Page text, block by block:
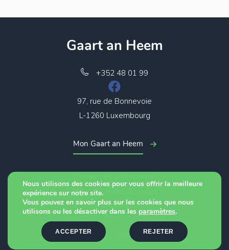
Gaart an Heem
+352 48 01 99
97, rue de Bonnevoie
L-1260 Luxembourg
Mon Gaart an Heem
© 2026 - Ligue CTF
Protection des données
Cookies
Nous utilisons des cookies pour vous offrir la meilleure
expérience sur notre site.
Vous pouvez en savoir plus sur les cookies que nous
utilisons ou les désactiver dans les paramètres.
ACCEPTER REJETER